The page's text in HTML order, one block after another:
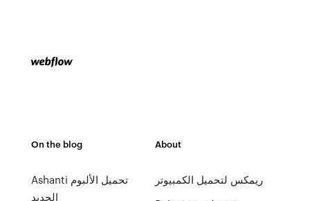
On the blog
Ashanti تحميل الألبوم
الجديد
About
ريمكس لتحميل الكمبيوتر